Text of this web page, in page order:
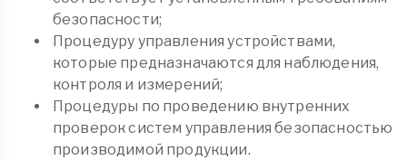
безопасности;
Процедуру управления устройствами,
которые предназначаются для наблюдения,
контроля и измерений;
Процедуры по проведению внутренних
проверок систем управления безопасностью
производимой продукции.